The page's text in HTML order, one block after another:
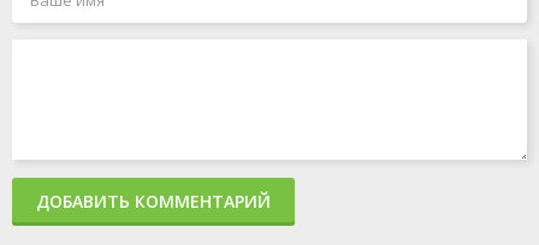
ДОБАВИТЬ КОММЕНТАРИЙ